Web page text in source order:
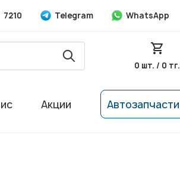
7210 Telegram WhatsApp
0 шт. / 0 тг.
Акции Автозапчасти